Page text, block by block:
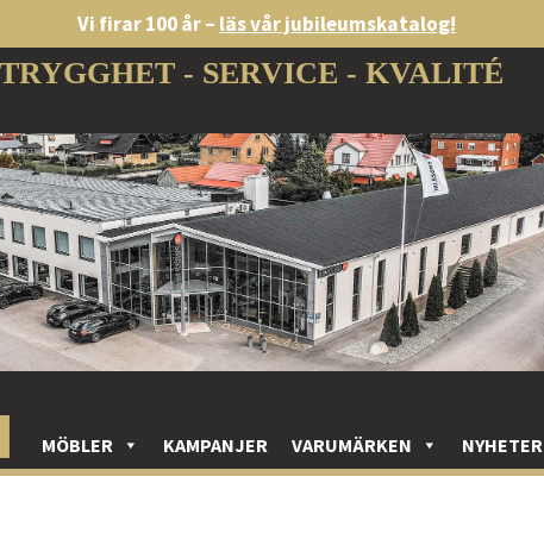
Vi firar 100 år – läs vår jubileumskatalog!
TRYGGHET - SERVICE - KVALITÉ
MÖBLER KAMPANJER VARUMÄRKEN NYHETER